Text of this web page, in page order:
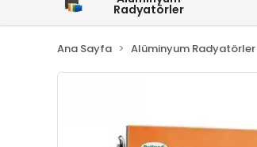
Radyatörler
Ana Sayfa Alüminyum Radyatörler